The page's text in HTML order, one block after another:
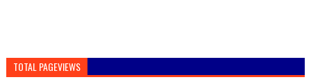
TOTAL PAGEVIEWS